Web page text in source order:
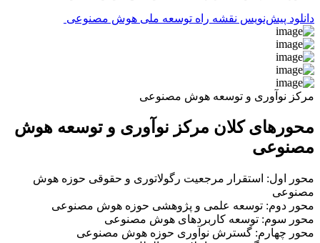
دانلود پیش‌نویس نقشه راه توسعه ملی هوش مصنوعی
مرکز نوآوری و توسعه هوش مصنوعی
محورهای کلان مرکز نوآوری و توسعه هوش
مصنوعی
محور اول: استقرار مرجعیت رگولاتوری و حقوقی حوزه هوش
مصنوعی
محور دوم: توسعه علمی و پژوهشی حوزه هوش مصنوعی
محور سوم: توسعه کاربردهای هوش مصنوعی
محور چهارم: گسترش نوآوری حوزه هوش مصنوعی